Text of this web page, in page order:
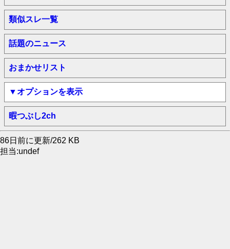
類似スレ一覧
話題のニュース
おまかせリスト
▼オプションを表示
暇つぶし2ch
86日前に更新/262 KB
担当:undef